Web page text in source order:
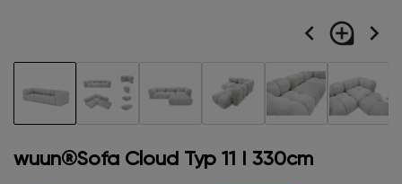
navigate_before loupe navigate_next
wuun®Sofa Cloud Typ 11 I 330cm